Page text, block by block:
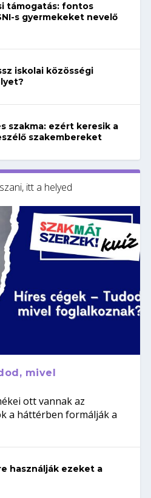
támogatás: fontos
s gyermekeket nevelő
iskolai közösségi
szakma: ezért keresik a
szakembereket
itt a helyed
mivel
ott vannak az
a háttérben formálják a
használják ezeket a